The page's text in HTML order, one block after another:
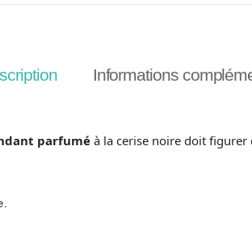
Informations
parfuméà la cerise noire doit figurer